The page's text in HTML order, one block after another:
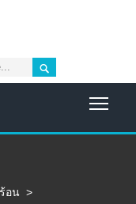

อน >